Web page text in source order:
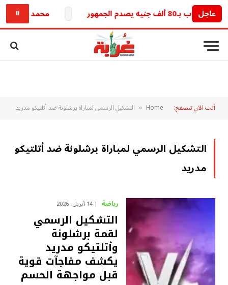
عاجل
ألف جنيه يصدم الجمهور محمد صلاح والرقم 10.. الفرعون يبدأ مغامرة جديدة تهز
⏸
أنت الآن تتصفح: Home
» التشكيل الرسمي لمباراة برشلونة ضد أتلتيكو مدريد
التشكيل الرسمي لمباراة برشلونة ضد أتلتيكو
مدريد
رياضة 14 أبريل، 2026
التشكيل الرسمي
لقمة برشلونة
وأتلتيكو مدريد
يكشف مفاجآت قوية
قبل مواجهة الحسم